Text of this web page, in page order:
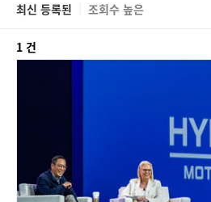
최신 등록된 조회수 높은
1 건